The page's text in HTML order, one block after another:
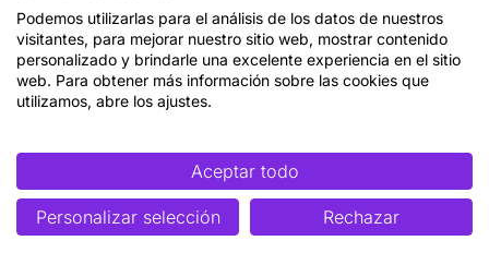
Podemos utilizarlas para el análisis de los datos de nuestros
visitantes, para mejorar nuestro sitio web, mostrar contenido
personalizado y brindarle una excelente experiencia en el sitio
web. Para obtener más información sobre las cookies que
utilizamos, abre los ajustes.
Aceptar todo
Personalizar selección Rechazar